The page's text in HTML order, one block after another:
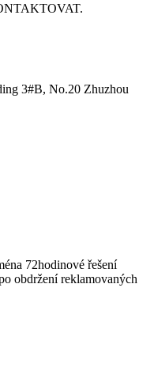
3#B, No.20 Zhuzhou
72hodinové řešení
obdržení reklamovaných